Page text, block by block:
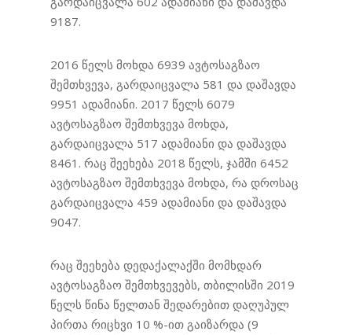
9187.
2016 წელს მოხდა 6939 ავტოსაგზაო
შემთხვევა, გარდაიცვალა 581 და დაშავდა
9951 ადამიანი. 2017 წელს 6079
ავტოსაგზაო შემთხვევა მოხდა,
გარდაიცვალა 517 ადამიანი და დაშავდა
8461. რაც შეეხება 2018 წელს, ჯამში 6452
ავტოსაგზაო შემთხვევა მოხდა, რა დროსაც
გარდაიცვალა 459 ადამიანი და დაშავდა
9047.
რაც შეეხება დედაქალაქში მომხდარ
ავტოსაგზაო შემთხვევებს, თბილისში 2019
წელს წინა წელთან შედარებით დაღუპულ
პირთა რიცხვი 10 %-ით გაიზარდა (9